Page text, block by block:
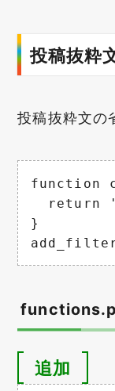
投稿抜粋
投稿抜粋文の
function
return '
}
追加